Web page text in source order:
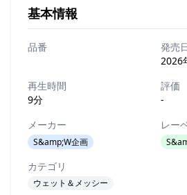
基本情報
品番
発売
2026
再生時間
9分
評価
-
メーカー
S&amp;W企画
レー
カテゴリ
ウェット＆メッシー